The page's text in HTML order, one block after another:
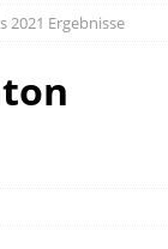
21.06.2025)
2021 Ergebnisse